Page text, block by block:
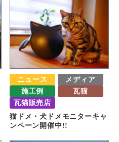
ニュース
メディア
施工例
瓦猫
瓦猫販売店
猫ドメ・犬ドメモニターキャ
ンペーン開催中!!